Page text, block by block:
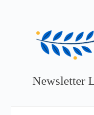
Newsletter